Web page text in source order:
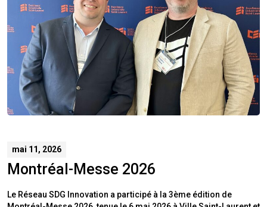
mai 11, 2026
Montréal-Messe 2026
Le Réseau SDG Innovation a participé à la 3ème édition de